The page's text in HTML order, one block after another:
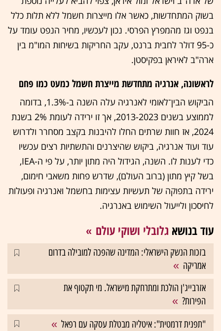
בשוק המתחדשות, כאשר אלו מייצרות חשמל ללא תלות כלל
בנפט וגז מהמפרץ הפרסי. נכון לעכשיו, מחיר הנפט עומד על
כ-95 דולר לחבית ברנט, עקב החריקות בשיחות המו"מ בין
ארה"ב לאיראן בפקיסטן.
לראשונה, אנרגיה מתחדשת מייצרת חשמל כמעט כמו פחם
הביקוש הבין־לאומי לאנרגיה עלה השנה ב-1.3%, בדומה
לממוצע בשנים 2013-2023, אך זו ירידה לעומת 2% בשנת
2024, אז חוות שרתים החלו להיבנות בקצב מסחרר ולדרוש
עוד ועוד אנרגיה, ביקוש שהיצרנים והתשתיות רצים עכשיו
כדי לענות לו. השנה, הגידול היה מתון יותר, על פי ה-IEA,
בשל קיץ מתון (ברוב העולם), שדרש פחות משאבי חימום,
ירידה בתפוקה של תעשיות עצימות בחשמל ואנרגיה ופעולות
לחיסכון ולייעול השימוש באנרגיה.
עוד בנושא גלובלי ושוקי עולם
בזכות הנשק הישראלי: המדינה שהפכה למובילה בדרום
אמריקה
אזרבייג'ן הולכת ומתרחקת מישראל. מי תקטוף את
הפירות?
"תפנית דרמטית": איטליה מבטלת עסקה עם רפאל